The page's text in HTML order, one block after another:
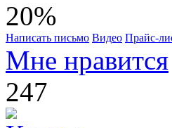
20%
Написать письмо Видео Прайс-
Мне нравится
247